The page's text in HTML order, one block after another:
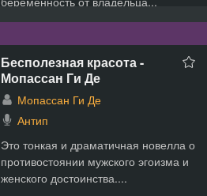
Бесполезная красота -
Мопассан Ги Де
Мопассан Ги Де
Антип
Это тонкая и драматичная новелла о
противостоянии мужского эгоизма и
женского достоинства....